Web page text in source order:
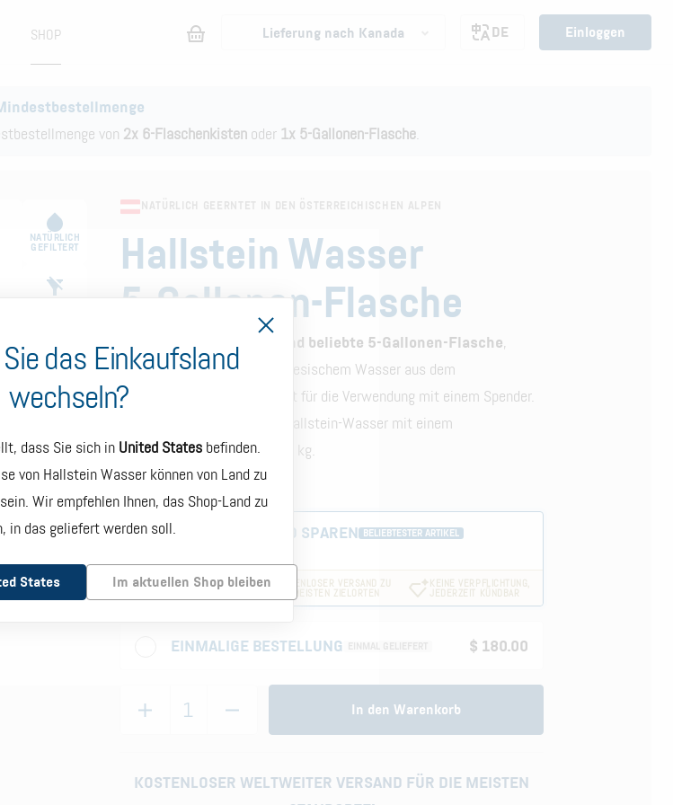
SHOP Lieferung nach Kanada DE Einloggen
von 2x 6-Flaschenkisten oder 1x 5-Gallonen-Flasche.
NATÜRLICH
GEFILTERT
KEINE
NATRIUMARM
VON DRITTEN
NATÜRLICH GEERNTET IN DEN ÖSTERREICHISCHEN ALPEN
Hallstein Wasser
5-Gallonen-Flasche
Dies ist unsere originale und beliebte 5-Gallonen-Flasche,
gefüllt mit hochwertigem artesischem Wasser aus dem
Dachsteingletscher. Geeignet für die Verwendung mit einem Spender.
Sie enthält etwa 18,9 Liter Hallstein-Wasser mit einem
Gesamtgewicht von etwa 20 kg.
ABONNIEREN UND SPAREN BELIEBTESTER ARTIKEL
SPAREN SIE 20 % BEI
KOSTENLOSER VERSAND ZU
DEN MEISTEN ZIELORTEN
KEINE VERPFLICHTUNG,
JEDERZEIT KÜNDBAR
EINMALIGE BESTELLUNG $ 180.00
1 In den Warenkorb
KOSTENLOSER WELTWEITER VERSAND FÜR DIE MEISTEN
das Einkaufsland
wechseln?
dass Sie sich in United Statesbefinden.
von Hallstein Wasser können von Land zu
Wir empfehlen Ihnen, das Shop-Land zu
in das geliefert werden soll.
States Im aktuellen Shop bleiben